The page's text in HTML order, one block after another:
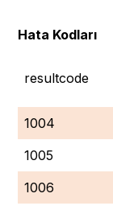
Hata Kodları
resultcode
1004
1005
1006